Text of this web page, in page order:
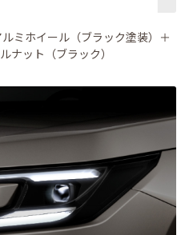
ミホイール（ブラック塗装）＋
ナット（ブラック）